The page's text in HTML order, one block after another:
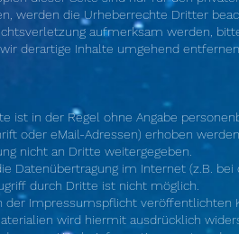
werden die Urheberrechte Dritter
aufmerksam werden,
derartige Inhalte umgehend
ist in der Regel ohne Angabe
oder eMail-Adressen) erhoben
nicht an Dritte weitergegeben.
Datenübertragung im Internet (z.B.
durch Dritte ist nicht möglich.
der Impressumspflicht
wird hiermit ausdrücklich